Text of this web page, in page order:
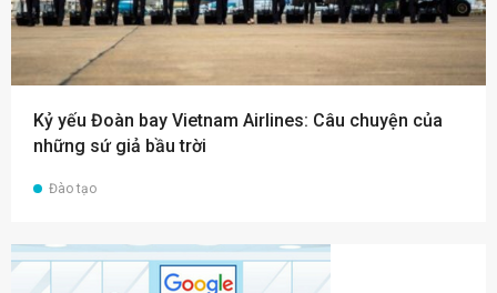
Kỷ yếu Đoàn bay Vietnam Airlines: Câu chuyện của
những sứ giả bầu trời
Đào tạo